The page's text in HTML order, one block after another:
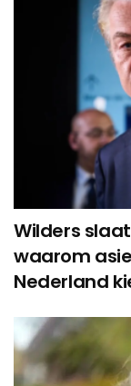
Wilders
waarom
Nederland